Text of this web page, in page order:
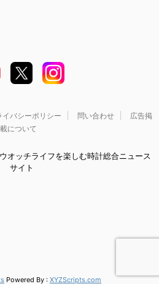
イバシーポリシー 問い合わせ
広告掲
載について
オッチライフを楽しむ時計総合ニュース
サイト
Powered By : XYZScripts.com